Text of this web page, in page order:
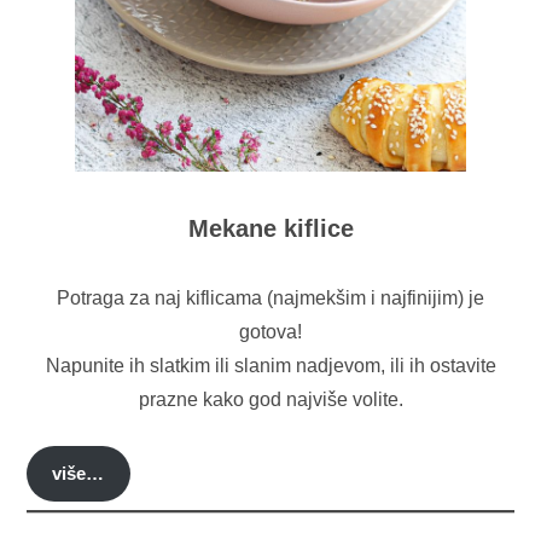
Mekane kiflice
Potraga za naj kiflicama (najmekšim i najfinijim) je
gotova!
Napunite ih slatkim ili slanim nadjevom, ili ih ostavite
prazne kako god najviše volite.
više…